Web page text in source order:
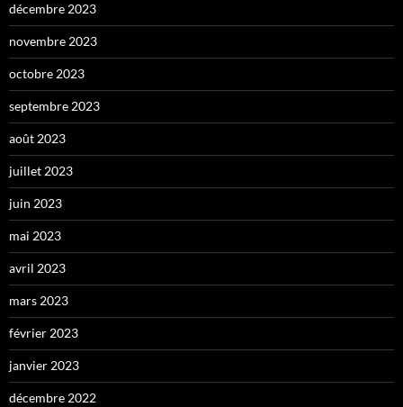
décembre 2023
novembre 2023
octobre 2023
septembre 2023
août 2023
juillet 2023
juin 2023
mai 2023
avril 2023
mars 2023
février 2023
janvier 2023
décembre 2022